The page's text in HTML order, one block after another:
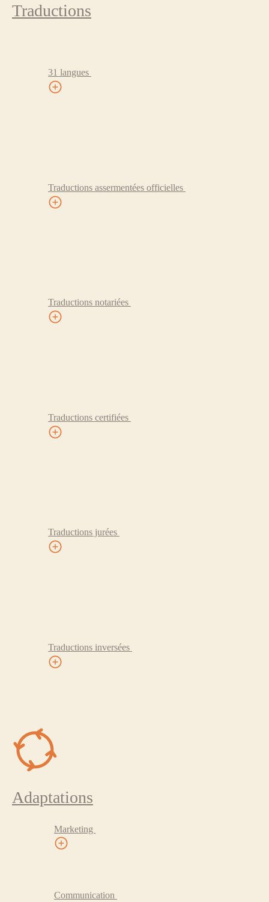
Traductions
31 langues
Traductions assermentées officielles
Traductions notariées
Traductions certifiées
Traductions jurées
Traductions inversées
Adaptations
Marketing
Communication